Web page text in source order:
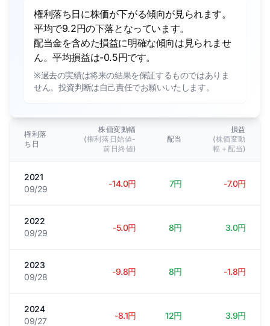
権利落ち日に株価が下がる傾向が見られます。
平均で9.2円の下落となっています。
配当金を含めた損益に明確な傾向は見られませ
ん。平均損益は-0.5円です。
※過去の実績は将来の結果を保証するものではありま
せん。投資判断は自己責任でお願いいたします。
権利落
ち日
株価変動幅
(権利落日始値-
前日終値)
配当
損益
(株価変動
幅＋配当)
2021
09/29
-14.0円 7円 -7.0円
2022
09/29
-5.0円 8円 3.0円
2023
09/28
-9.8円 8円 -1.8円
2024
09/27
-8.1円 12円 3.9円